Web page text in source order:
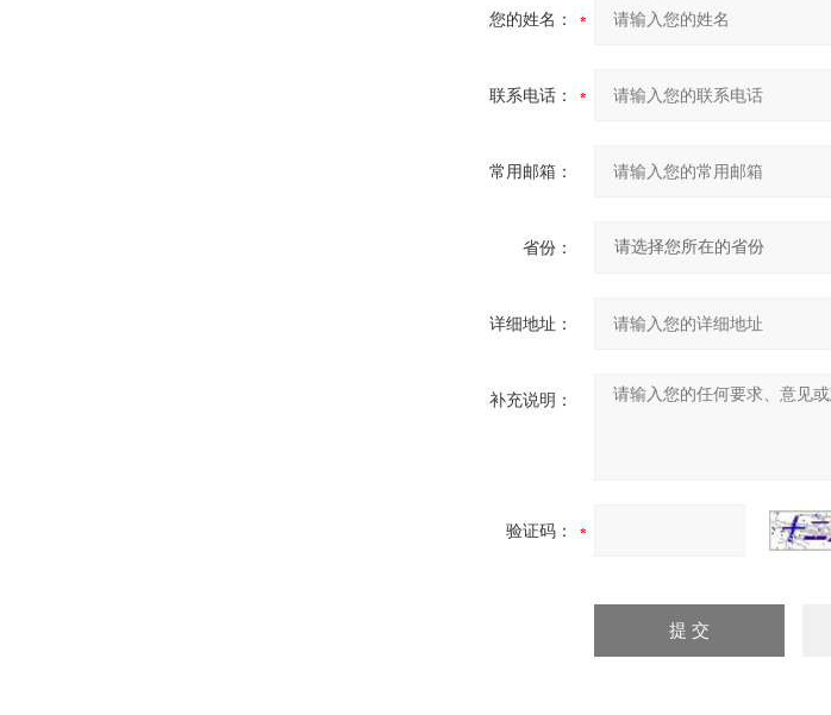
您的姓名：
联系电话：
常用邮箱：
省份：
详细地址：
补充说明：
验证码：